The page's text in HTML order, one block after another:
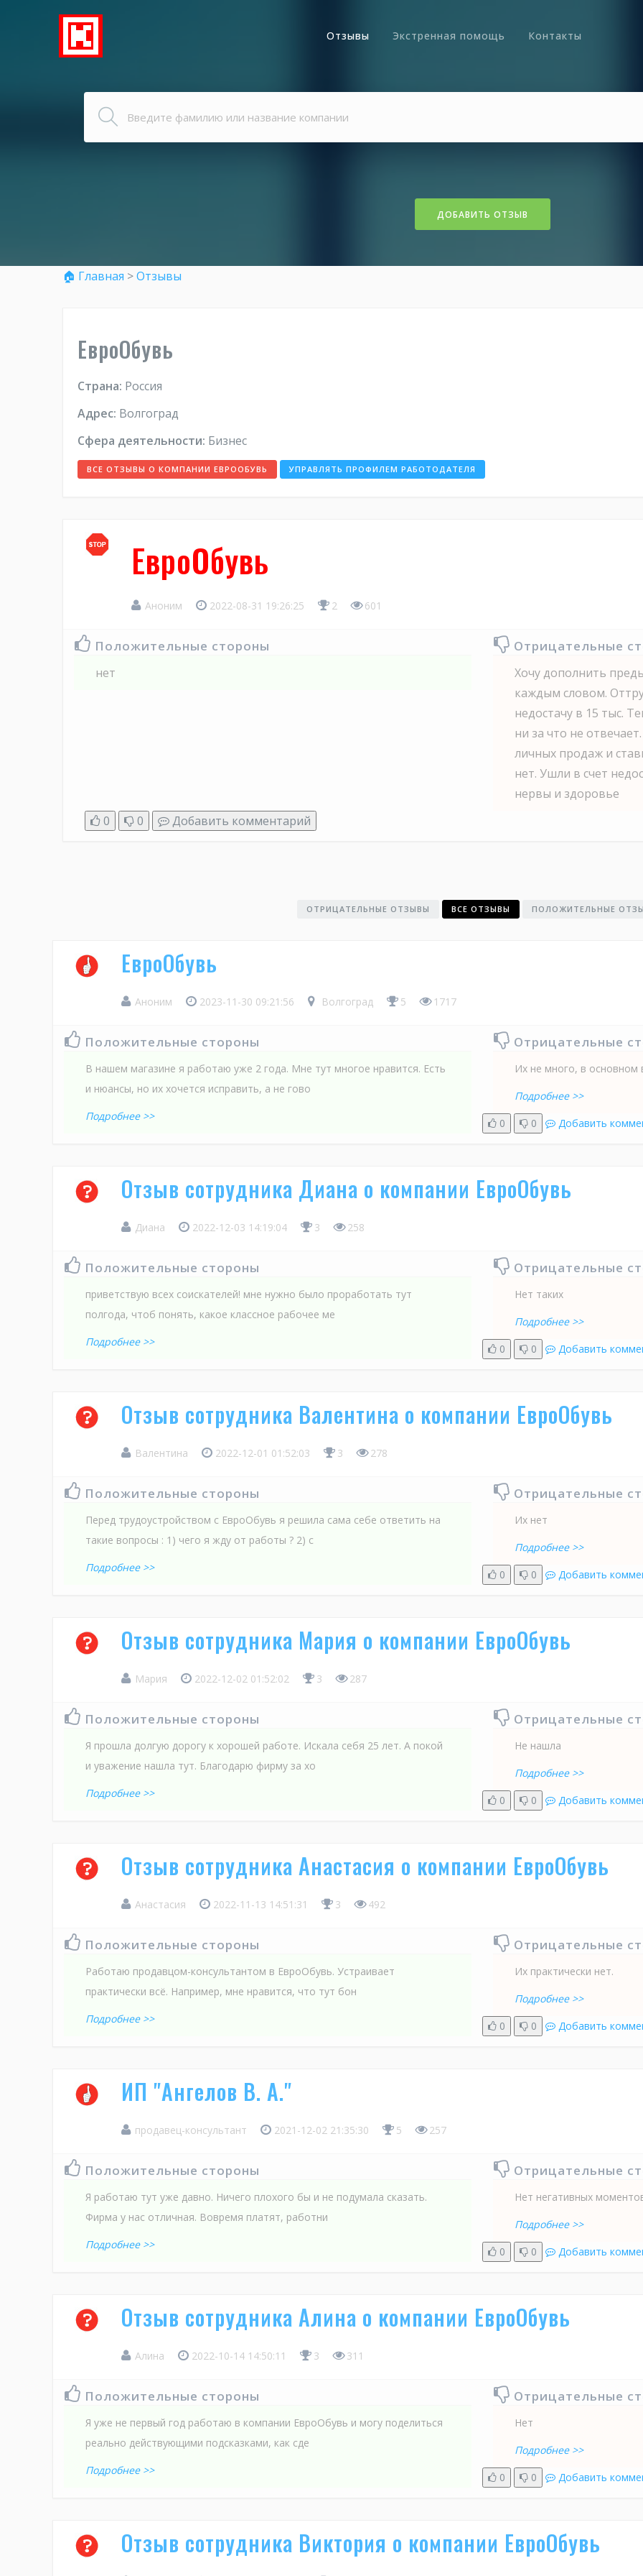
Отзывы Экстренная помощь Контакты
ДОБАВИТЬ ОТЗЫВ
🏠 Главная >Отзывы
ЕвроОбувь
Страна: Россия
Адрес: Волгоград
Сфера деятельности: Бизнес
ВСЕ ОТЗЫВЫ О КОМПАНИИ ЕВРООБУВЬ УПРАВЛЯТЬ ПРОФИЛЕМ РАБОТОДАТЕЛЯ
ЕвроОбувь
Аноним 2022-08-31 19:26:25 2 601
Положительные стороны
нет
Отрицательные
Хочу дополнить
каждым словом.
недостачу в 15 тыс.
ни за что не
личных продаж и
нет. Ушли в счет
нервы и здоровье
0
0 Добавить комментарий
ОТРИЦАТЕЛЬНЫЕ ОТЗЫВЫ ВСЕ ОТЗЫВЫ ПОЛОЖИТЕЛЬНЫЕ
ЕвроОбувь
Аноним 2023-11-30 09:21:56 Волгоград 5 1717
Положительные стороны
В нашем магазине я работаю уже 2 года. Мне тут многое нравится. Есть
и нюансы, но их хочется исправить, а не гово
Подробнее >>
Отрицательные
Их не много, в основном
Подробнее >>
0
0 Добавить
Отзыв сотрудника Диана о компании ЕвроОбувь
Диана 2022-12-03 14:19:04 3 258
Положительные стороны
приветствую всех соискателей! мне нужно было проработать тут
полгода, чтоб понять, какое классное рабочее ме
Подробнее >>
Отрицательные
Нет таких
Подробнее >>
0
0 Добавить
Отзыв сотрудника Валентина о компании ЕвроОбувь
Валентина 2022-12-01 01:52:03 3 278
Положительные стороны
Перед трудоустройством с ЕвроОбувь я решила сама себе ответить на
такие вопросы : 1) чего я жду от работы ? 2) с
Подробнее >>
Отрицательные
Их нет
Подробнее >>
0
0 Добавить
Отзыв сотрудника Мария о компании ЕвроОбувь
Мария 2022-12-02 01:52:02 3 287
Положительные стороны
Я прошла долгую дорогу к хорошей работе. Искала себя 25 лет. А покой
и уважение нашла тут. Благодарю фирму за хо
Подробнее >>
Отрицательные
Не нашла
Подробнее >>
0
0 Добавить
Отзыв сотрудника Анастасия о компании ЕвроОбувь
Анастасия 2022-11-13 14:51:31 3 492
Положительные стороны
Работаю продавцом-консультантом в ЕвроОбувь. Устраивает
практически всё. Например, мне нравится, что тут бон
Подробнее >>
Отрицательные
Их практически нет.
Подробнее >>
0
0 Добавить
ИП "Ангелов В. А."
продавец-консультант 2021-12-02 21:35:30 5 257
Положительные стороны
Я работаю тут уже давно. Ничего плохого бы и не подумала сказать.
Фирма у нас отличная. Вовремя платят, работни
Подробнее >>
Отрицательные
Нет негативных
Подробнее >>
0
0 Добавить
Отзыв сотрудника Алина о компании ЕвроОбувь
Алина 2022-10-14 14:50:11 3 311
Положительные стороны
Я уже не первый год работаю в компании ЕвроОбувь и могу поделиться
реально действующими подсказками, как сде
Подробнее >>
Отрицательные
Нет
Подробнее >>
0
0 Добавить
Отзыв сотрудника Виктория о компании ЕвроОбувь